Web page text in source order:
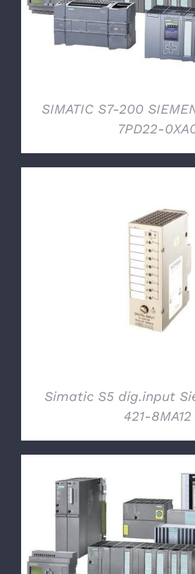
SIMATIC S7-200
7PD22-
DETTAGLI
Simatic S5 dig.input
421-8MA12
DETTAGLI